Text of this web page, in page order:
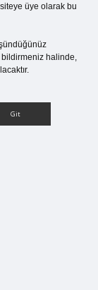
üye olarak bu
halinde,